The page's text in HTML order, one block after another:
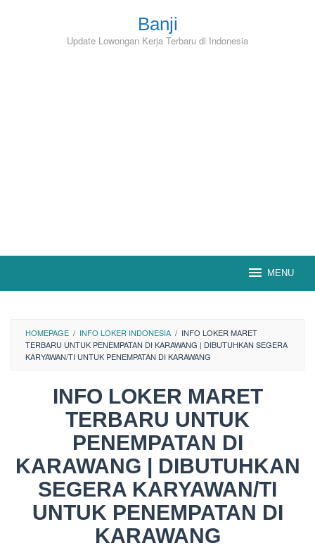
Banji
Update Lowongan Kerja Terbaru di Indonesia
MENU
HOMEPAGE / INFO LOKER INDONESIA / INFO LOKER MARET
TERBARU UNTUK PENEMPATAN DI KARAWANG | DIBUTUHKAN SEGERA
KARYAWAN/TI UNTUK PENEMPATAN DI KARAWANG
INFO LOKER MARET
TERBARU UNTUK
PENEMPATAN DI
KARAWANG | DIBUTUHKAN
SEGERA KARYAWAN/TI
UNTUK PENEMPATAN DI
KARAWANG